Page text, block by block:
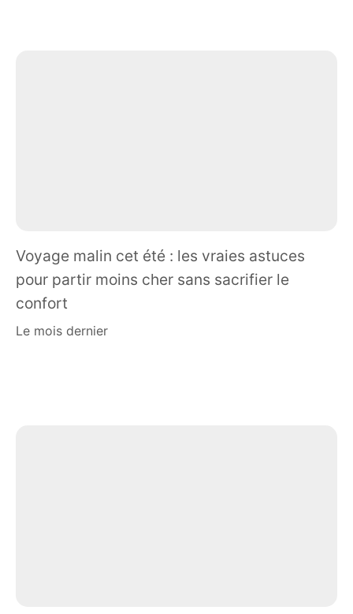
Voyage malin cet été : les vraies astuces
pour partir moins cher sans sacrifier le
confort
le mois dernier